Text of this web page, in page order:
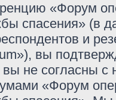
«Форум
спасения» (в
и
вы
не согласны с
«Форум